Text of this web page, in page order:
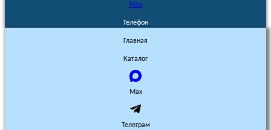
Max
Телефон
Главная
Каталог
Max
Телеграм